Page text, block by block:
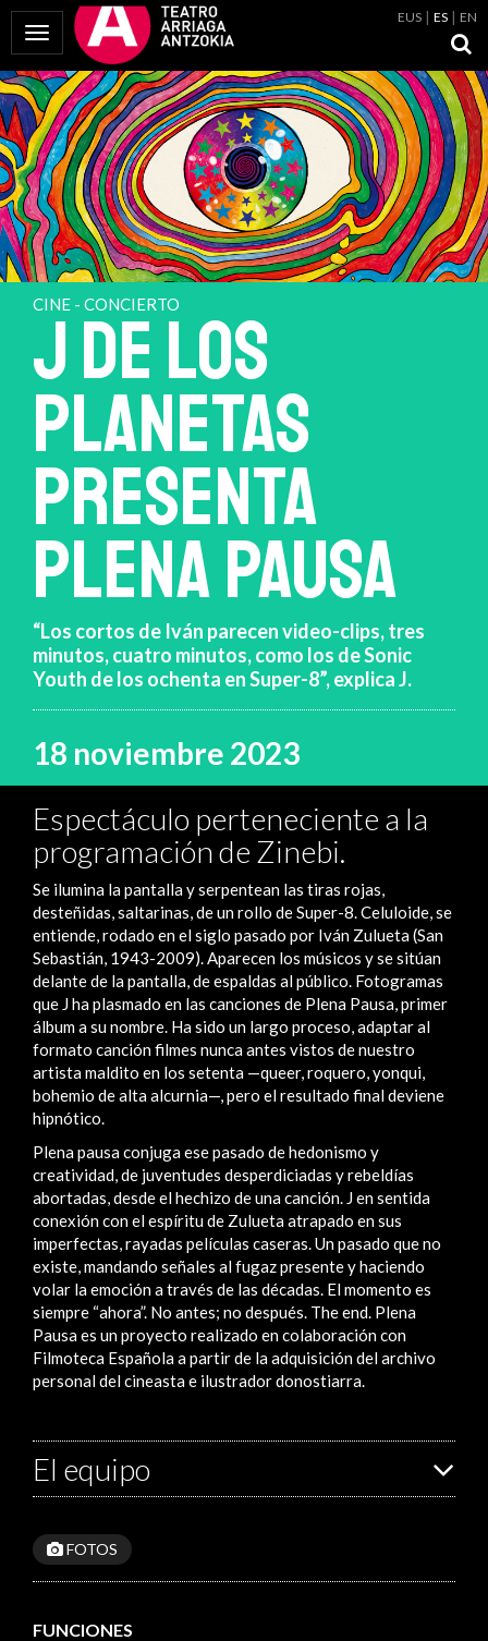
Mostrar Menú
EUS ES EN
CINE - CONCIERTO
J DE LOS
PLANETAS
PRESENTA
PLENA PAUSA
“Los cortos de Iván parecen video-clips, tres
minutos, cuatro minutos, como los de Sonic
Youth de los ochenta en Super-8”, explica J.
18 noviembre 2023
Espectáculo perteneciente a la
programación de Zinebi.
Se ilumina la pantalla y serpentean las tiras rojas,
desteñidas, saltarinas, de un rollo de Super-8. Celuloide, se
entiende, rodado en el siglo pasado por Iván Zulueta (San
Sebastián, 1943-2009). Aparecen los músicos y se sitúan
delante de la pantalla, de espaldas al público. Fotogramas
que J ha plasmado en las canciones de Plena Pausa, primer
álbum a su nombre. Ha sido un largo proceso, adaptar al
formato canción filmes nunca antes vistos de nuestro
artista maldito en los setenta —queer, roquero, yonqui,
bohemio de alta alcurnia—, pero el resultado final deviene
hipnótico.
Plena pausa conjuga ese pasado de hedonismo y
creatividad, de juventudes desperdiciadas y rebeldías
abortadas, desde el hechizo de una canción. J en sentida
conexión con el espíritu de Zulueta atrapado en sus
imperfectas, rayadas películas caseras. Un pasado que no
existe, mandando señales al fugaz presente y haciendo
volar la emoción a través de las décadas. El momento es
siempre “ahora”. No antes; no después. The end. Plena
Pausa es un proyecto realizado en colaboración con
Filmoteca Española a partir de la adquisición del archivo
personal del cineasta e ilustrador donostiarra.
El equipo
FOTOS
FUNCIONES